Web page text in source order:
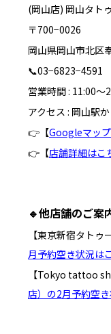
(岡山店) 岡山タト
〒700−0026
岡山県岡山市北区
📞03−6823−4591
営業時間 : 11:00〜
アクセス : 岡山駅
👉【Googleマッ
👉【店舗詳細はこ
🔹他店舗のご案
【東京新宿タト
月予約空き状況は
【Tokyo tattoo
店）の2月予約空